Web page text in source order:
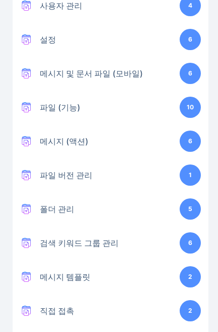
사용자 관리 4
설정 6
메시지 및 문서 파일 (모바일) 6
파일 (기능) 10
메시지 (액션) 6
파일 버전 관리 1
폴더 관리 5
검색 키워드 그룹 관리 6
메시지 템플릿 2
직접 접촉 2